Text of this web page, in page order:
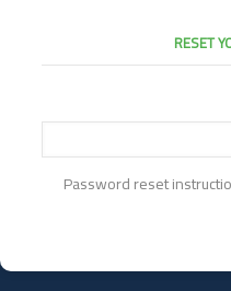
RESET
Password reset